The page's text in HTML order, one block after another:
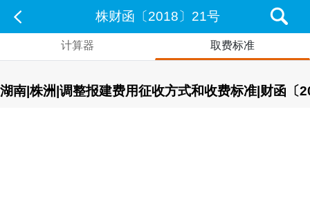
株财函〔2018〕21号
计算器 取费标准
湖南|株洲|调整报建费用征收方式和收费标准|财函〔